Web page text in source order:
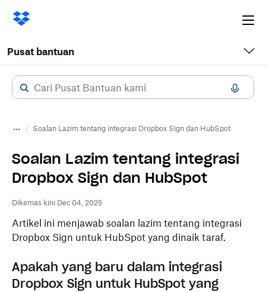
Pusat bantuan
Soalan Lazim tentang integrasi Dropbox Sign dan HubSpot
Soalan Lazim tentang integrasi
Dropbox Sign dan HubSpot
Dikemas kini Dec 04, 2025
Artikel ini menjawab soalan lazim tentang integrasi
Dropbox Sign untuk HubSpot yang dinaik taraf.
Apakah yang baru dalam integrasi
Dropbox Sign untuk HubSpot yang